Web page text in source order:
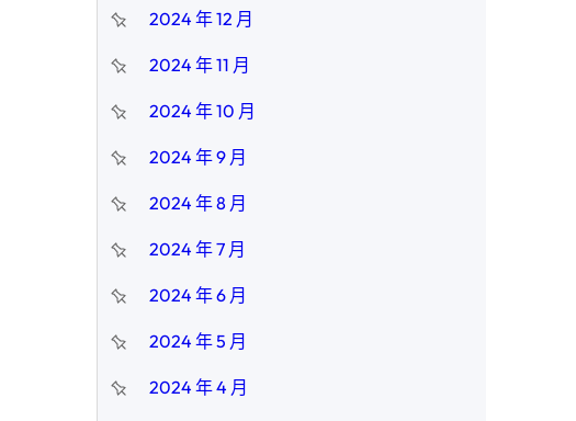
2024 年 12 月
2024 年 11 月
2024 年 10 月
2024 年 9 月
2024 年 8 月
2024 年 7 月
2024 年 6 月
2024 年 5 月
2024 年 4 月